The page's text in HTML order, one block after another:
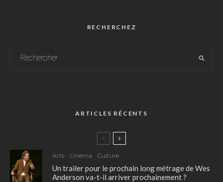
RECHERCHEZ
ARTICLES RÉCENTS
Arts Cinéma Culture
Un trailer pour le prochain long métrage de Wes
Anderson va-t-il arriver prochainement ?